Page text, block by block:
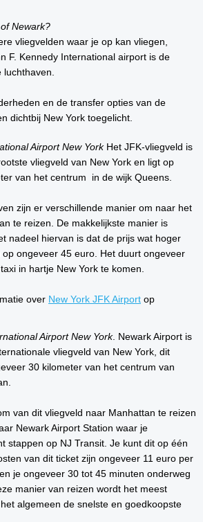
Newark?
vliegvelden waar je op kan vliegen,
F. Kennedy International airport is de
luchthaven.
en de transfer opties van de
dichtbij New York toegelicht.
Airport New York Het JFK-vliegveld is
vliegveld van New York en ligt op
van het centrum in de wijk Queens.
zijn er verschillende manier om naar het
te reizen. De makkelijkste manier is
nadeel hiervan is dat de prijs wat hoger
ongeveer 45 euro. Het duurt ongeveer
in hartje New York te komen.
over New York JFK Airport op
Airport New York. Newark Airport is
vliegveld van New York, dit
30 kilometer van het centrum van
van dit vliegveld naar Manhattan te reizen
Newark Airport Station waar je
stappen op NJ Transit. Je kunt dit op één
van dit ticket zijn ongeveer 11 euro per
je ongeveer 30 tot 45 minuten onderweg
manier van reizen wordt het meest
algemeen de snelste en goedkoopste